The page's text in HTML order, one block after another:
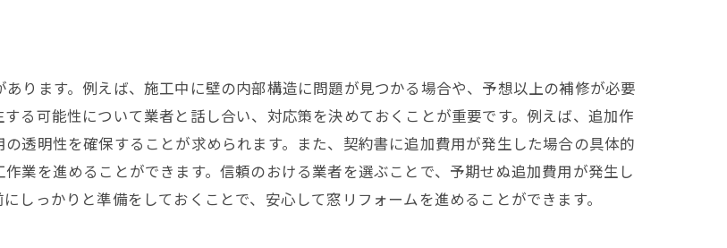
を未然に防ぐコツ
チェックリスト
ム後のアフターサービス
の専門知識が大阪市での住環境を一新
ります。例えば、施工中に壁の内部構造に問題が見つかる場合や、予想以上の補修が必要
る可能性について業者と話し合い、対応策を決めておくことが重要です。例えば、追加作
透明性を確保することが求められます。また、契約書に追加費用が発生した場合の具体的
業を進めることができます。信頼のおける業者を選ぶことで、予期せぬ追加費用が発生し
しっかりと準備をしておくことで、安心して窓リフォームを進めることができます。